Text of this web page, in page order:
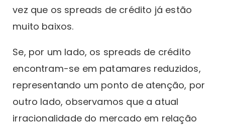
vez que os spreads de crédito já estão
muito baixos.
Se, por um lado, os spreads de crédito
encontram-se em patamares reduzidos,
representando um ponto de atenção, por
outro lado, observamos que a atual
irracionalidade do mercado em relação